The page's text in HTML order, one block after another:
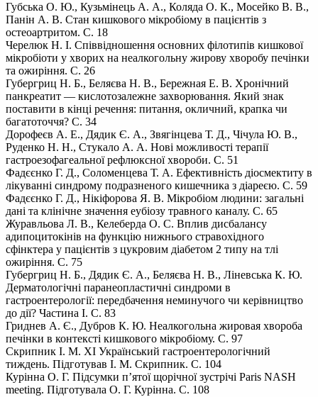
Губська О. Ю., Кузьмінець А. А., Коляда О. К., Мосейко В. В.,
Панін А. В. Стан кишкового мікробіому в пацієнтів з
остеоартритом. С. 18
Черелюк Н. І. Співвідношення основних філотипів кишкової
мікробіоти у хворих на неалкогольну жирову хворобу печінки
та ожиріння. С. 26
Губергриц Н. Б., Беляєва Н. В., Бережная Е. В. Хронічний
панкреатит — кислотозалежне захворювання. Який знак
поставити в кінці речення: питання, окличний, крапка чи
багатоточчя? С. 34
Дорофеєв А. Е., Дядик Є. А., Звягінцева Т. Д., Чічула Ю. В.,
Руденко Н. Н., Стукало А. А. Нові можливості терапії
гастроезофагеальної рефлюксної хвороби. С. 51
Фадєєнко Г. Д., Соломенцева Т. А. Ефективність діосмектиту в
лікуванні синдрому подразненого кишечника з діареєю. С. 59
Фадєєнко Г. Д., Нікіфорова Я. В. Мікробіом людини: загальні
дані та клінічне значення еубіозу травного каналу. С. 65
Журавльова Л. В., Келеберда О. С. Вплив дисбалансу
адипоцитокінів на функцію нижнього стравохідного
сфінктера у пацієнтів з цукровим діабетом 2 типу на тлі
ожиріння. С. 75
Губергриц Н. Б., Дядик Є. А., Беляєва Н. В., Ліневська К. Ю.
Дерматологічні паранеопластичні синдроми в
гастроентерології: передбачення неминучого чи керівництво
до дії? Частина І. С. 83
Гриднев А. Є., Дубров К. Ю. Неалкогольна жировая хвороба
печінки в контексті кишкового мікробіому. С. 97
Скрипник І. М. ХІ Український гастроентерологічний
тиждень. Підготував І. М. Скрипник. С. 104
Курінна О. Г. Підсумки п’ятої щорічної зустрічі Paris NASH
meeting. Підготувала О. Г. Курінна. С. 108